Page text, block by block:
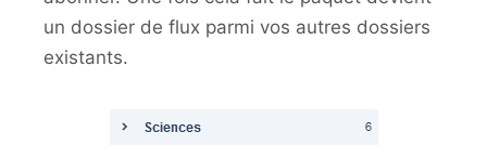
un dossier de flux parmi vos autres dossiers
existants.